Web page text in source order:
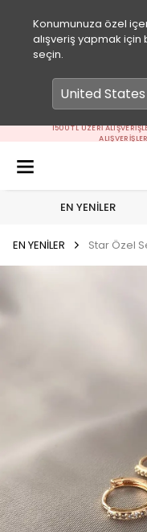
Konumunuza özel
alışveriş yapmak
seçin.
1500 TL ÜZERI
EN YENİLER
EN YENİLER Star Özel